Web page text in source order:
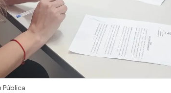
Pública